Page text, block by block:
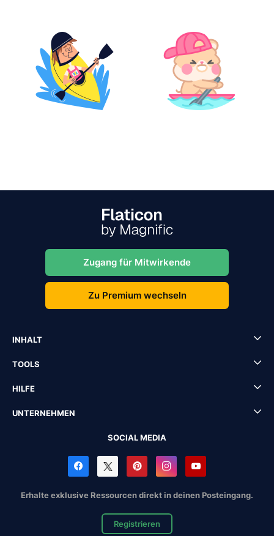
Zugang für Mitwirkende
Zu Premium wechseln
INHALT
TOOLS
HILFE
UNTERNEHMEN
SOCIAL MEDIA
Erhalte exklusive Ressourcen direkt in deinen Posteingang.
Registrieren